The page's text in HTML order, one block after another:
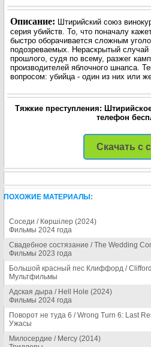
Описание: Штирийский союз
серия убийств. То, что поначалу
быстро оборачивается сложным
подозреваемых. Нераскрытый случай
прошлого, судя по всему, разжег
производителей яблочного шнапса.
вопросом: убийца - один из них или
Тяжкие преступления:
телефон
Скачать с
ПОХОЖИЕ МАТЕРИАЛЫ:
Соседи / Көршілер (2024)
Фильмы 2024 года
Свадебное состязание / The Wedding
Фильмы 2023 года
Большой красный пес Клиффорд /
Мультфильмы
Адская дыра / Hell Hole (2024)
Фильмы 2024 года
Поворот не туда 6 / Wrong Turn 6: Last
Ужасы
Милосердие / Mercy (2014)